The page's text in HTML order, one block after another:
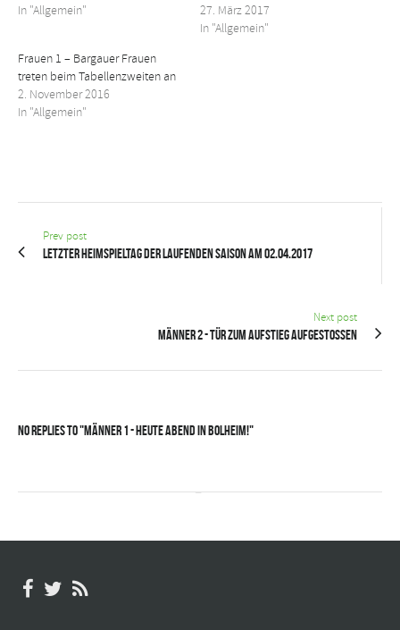
In "Allgemein"
27. März 2017
In "Allgemein"
Frauen 1 – Bargauer Frauen
treten beim Tabellenzweiten an
2. November 2016
In "Allgemein"
Prev post
Letzter Heimspieltag der laufenden Saison am 02.04.2017
Next post
Männer 2 - Tür zum Aufstieg aufgestoßen
No Replies to "Männer 1 - Heute Abend in Bolheim!"